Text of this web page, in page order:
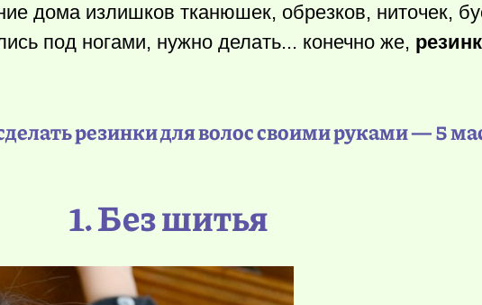
дома излишков тканюшек, обрезков, ниточек,
под ногами, нужно делать... конечно же,
резинки для волос своими руками — 5
1. Без шитья